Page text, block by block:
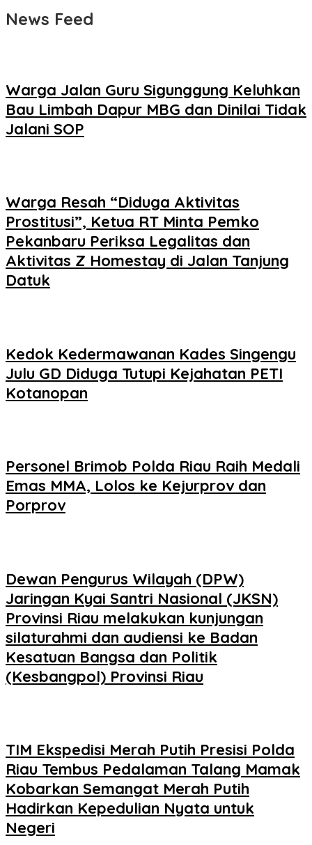
News Feed
Warga Jalan Guru Sigunggung Keluhkan
Bau Limbah Dapur MBG dan Dinilai Tidak
Jalani SOP
Warga Resah “Diduga Aktivitas
Prostitusi”, Ketua RT Minta Pemko
Pekanbaru Periksa Legalitas dan
Aktivitas Z Homestay di Jalan Tanjung
Datuk
Kedok Kedermawanan Kades Singengu
Julu GD Diduga Tutupi Kejahatan PETI
Kotanopan
Personel Brimob Polda Riau Raih Medali
Emas MMA, Lolos ke Kejurprov dan
Porprov
Dewan Pengurus Wilayah (DPW)
Jaringan Kyai Santri Nasional (JKSN)
Provinsi Riau melakukan kunjungan
silaturahmi dan audiensi ke Badan
Kesatuan Bangsa dan Politik
(Kesbangpol) Provinsi Riau
TIM Ekspedisi Merah Putih Presisi Polda
Riau Tembus Pedalaman Talang Mamak
Kobarkan Semangat Merah Putih
Hadirkan Kepedulian Nyata untuk
Negeri